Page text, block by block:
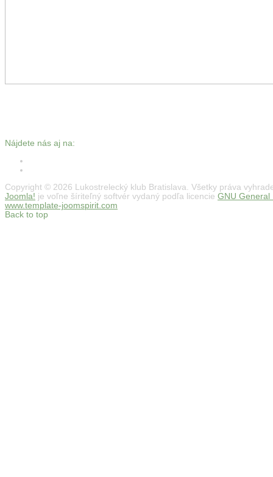
Nájdete nás aj na:
Copyright © 2026 Lukostrelecký klub Bratislava. Všetky práva
Joomla! je voľne šíriteľný softvér vydaný podľa licencie GNU General
www.template-joomspirit.com
Back to top